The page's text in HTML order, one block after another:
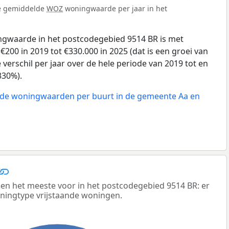
gemiddelde WOZ woningwaarde per jaar in het
in het postcodegebied 9514 BR is met
in 2019 tot €330.000 in 2025 (dat is een groei van
verschil per jaar over de hele periode van 2019 tot en
woningwaarden per buurt in de gemeente Aa en
het meeste voor in het postcodegebied 9514 BR: er
vrijstaande woningen.